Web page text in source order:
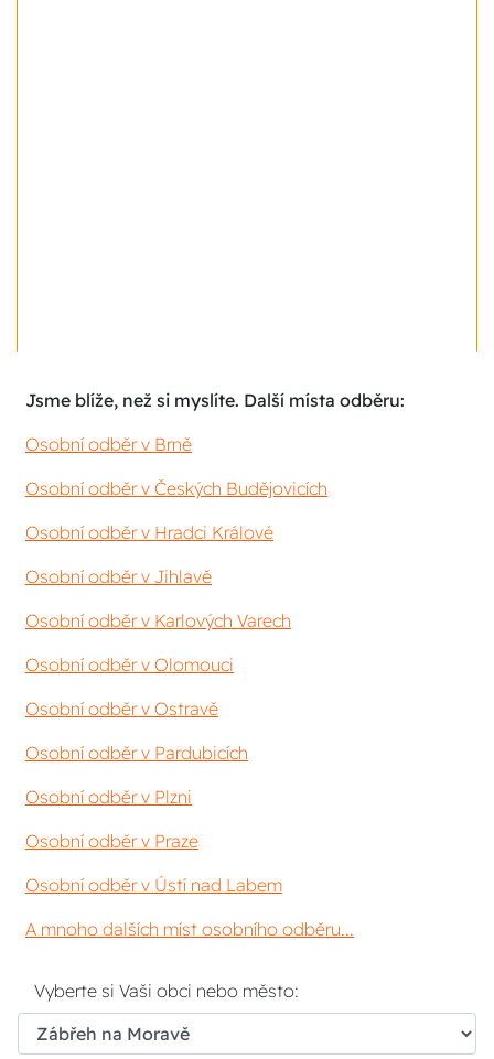
Jsme blíže, než si myslíte. Další místa odběru:
Osobní odběr v Brně
Osobní odběr v Českých Budějovicích
Osobní odběr v Hradci Králové
Osobní odběr v Jihlavě
Osobní odběr v Karlových Varech
Osobní odběr v Olomouci
Osobní odběr v Ostravě
Osobní odběr v Pardubicích
Osobní odběr v Plzni
Osobní odběr v Praze
Osobní odběr v Ústí nad Labem
A mnoho dalších míst osobního odběru...
Vyberte si Vaši obci nebo město: